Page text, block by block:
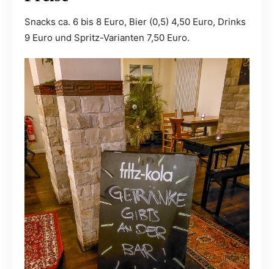
Snacks ca. 6 bis 8 Euro, Bier (0,5) 4,50 Euro, Drinks
9 Euro und Spritz-Varianten 7,50 Euro.